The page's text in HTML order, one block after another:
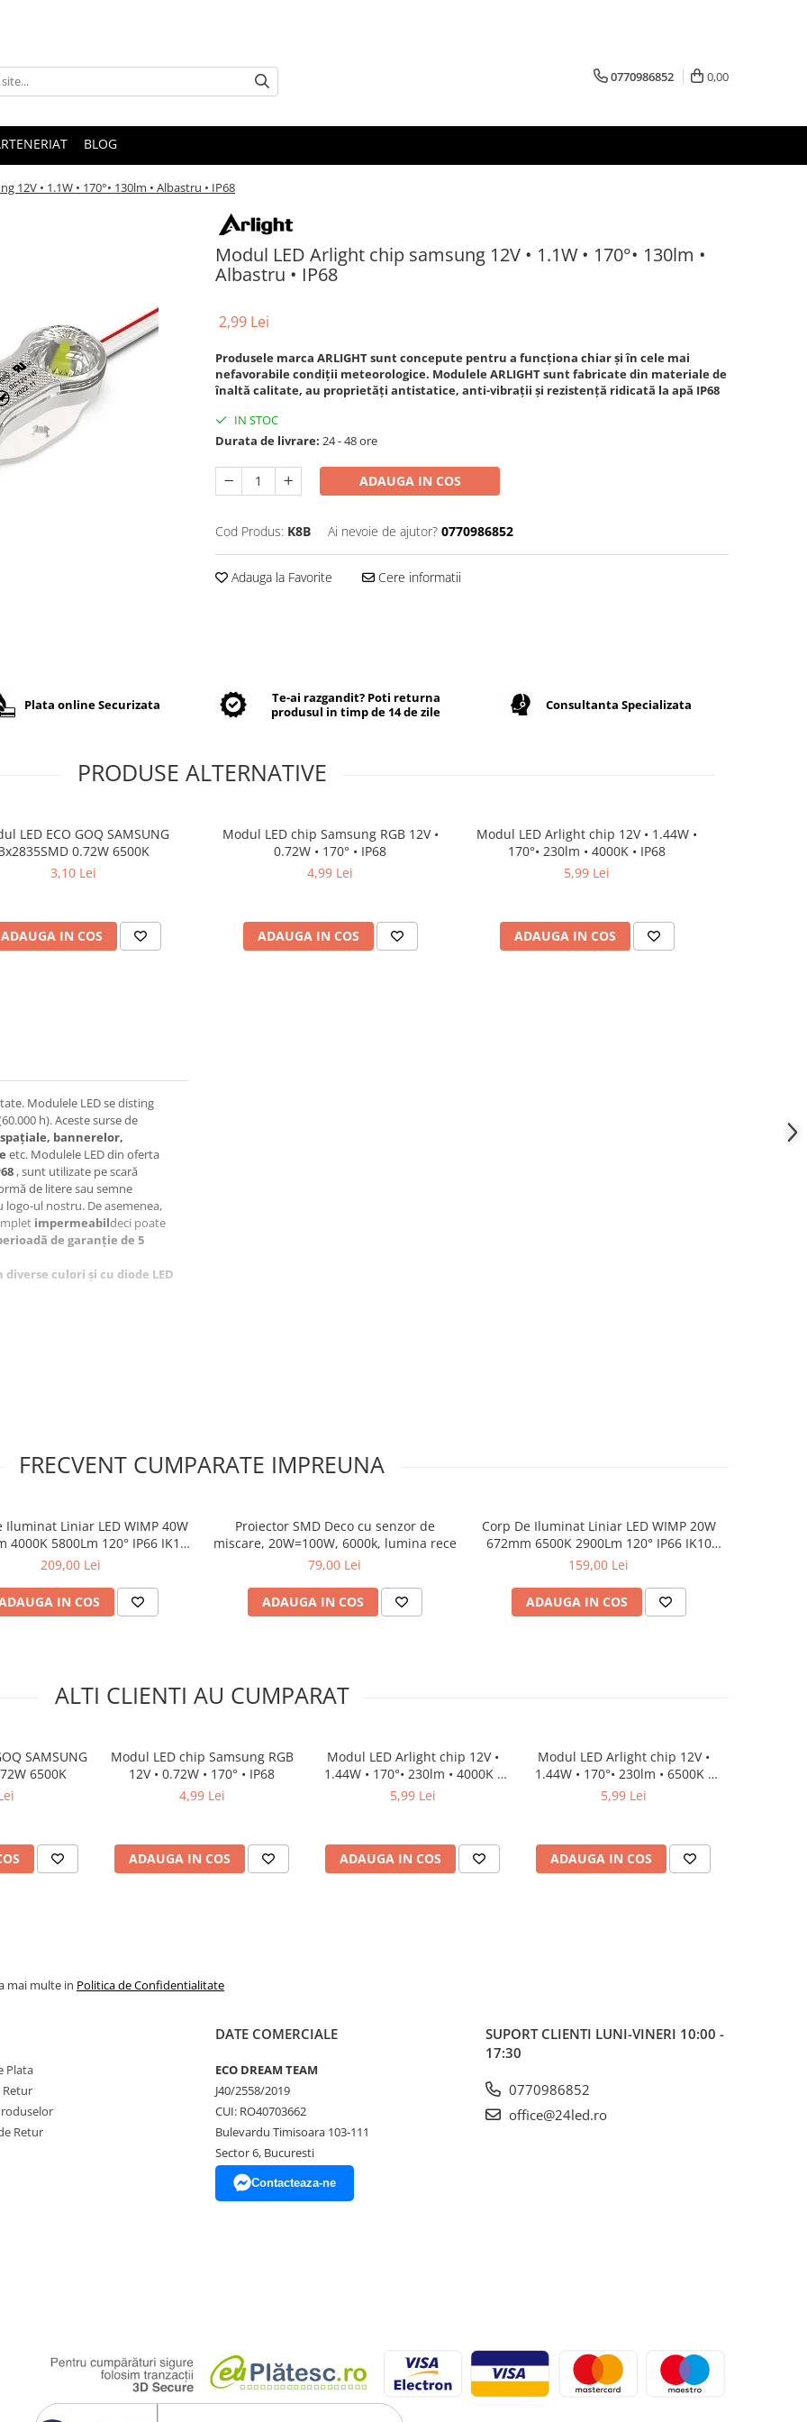
0770986852 0,00
BLOG
12V • 1.1W • 170°• 130lm • Albastru • IP68
Modul LED Arlight chip samsung 12V • 1.1W • 170°• 130lm •
Albastru • IP68
2,99 Lei
Produsele marca ARLIGHT sunt concepute pentru a funcționa chiar și în cele mai
nefavorabile condiții meteorologice. Modulele ARLIGHT sunt fabricate din materiale de
înaltă calitate, au proprietăți antistatice, anti-vibrații și rezistență ridicată la apă IP68
IN STOC
Durata de livrare: 24 - 48 ore
ADAUGA IN COS
Cod Produs: K8B Ai nevoie de ajutor? 0770986852
Adauga la Favorite Cere informatii
Plata online Securizata
Te-ai razgandit? Poti returna
produsul in timp de 14 de zile
Consultanta Specializata
PRODUSE ALTERNATIVE
LED ECO GOQ SAMSUNG
3x2835SMD 0.72W 6500K
3,10 Lei
ADAUGA IN COS
Modul LED chip Samsung RGB 12V •
0.72W • 170° • IP68
4,99 Lei
ADAUGA IN COS
Modul LED Arlight chip 12V • 1.44W •
170°• 230lm • 4000K • IP68
5,99 Lei
ADAUGA IN COS
Modulele LED se disting
h). Aceste surse de
bannerelor,
etc. Modulele LED din oferta
, sunt utilizate pe scară
de litere sau semne
ul nostru. De asemenea,
impermeabildeci poate
de garanție de 5
diverse culori și cu diode LED
din puterea nominală a
80% din puterea nominală a
la deteriorări mecanice
l cu lipici de montaj
50 mm
FRECVENT CUMPARATE IMPREUNA
Iluminat Liniar LED WIMP 40W
4000K 5800Lm 120° IP66 ΙΚ10
Ra80 230V AC
209,00 Lei
IN COS
Proiector SMD Deco cu senzor de
miscare, 20W=100W, 6000k, lumina rece
79,00 Lei
ADAUGA IN COS
Corp De Iluminat Liniar LED WIMP 20W
672mm 6500K 2900Lm 120° IP66 ΙΚ10
Ra80 230V AC
159,00 Lei
ADAUGA IN COS
ALTI CLIENTI AU CUMPARAT
SAMSUNG
3x2835SMD 0.72W 6500K
Modul LED chip Samsung RGB
12V • 0.72W • 170° • IP68
4,99 Lei
ADAUGA IN COS
Modul LED Arlight chip 12V •
1.44W • 170°• 230lm • 4000K •
IP68
5,99 Lei
ADAUGA IN COS
Modul LED Arlight chip 12V •
1.44W • 170°• 230lm • 6500K •
IP68
5,99 Lei
ADAUGA IN COS
mai multe in Politica de Confidentialitate
Plata
Retur
Retur
DATE COMERCIALE
ECO DREAM TEAM
J40/2558/2019
CUI: RO40703662
Bulevardu Timisoara 103-111
Sector 6, Bucuresti
Contacteaza-ne
SUPORT CLIENTI LUNI-VINERI 10:00 -
17:30
0770986852
office@24led.ro